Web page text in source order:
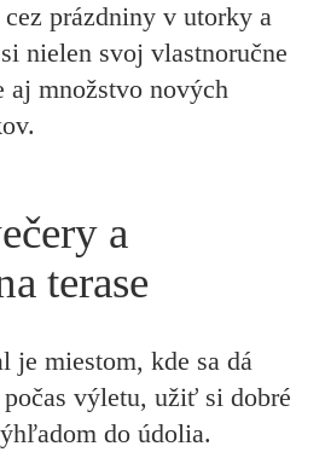
cez prázdniny v utorky a
nielen svoj vlastnoručne
aj množstvo nových
a
terase
je miestom, kde sa dá
výletu, užiť si dobré
do údolia.